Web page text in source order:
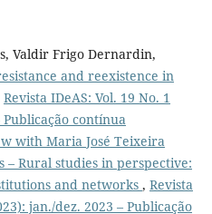
Valdir Frigo Dernardin,
and reexistence in
Revista IDeAS: Vol. 19 No. 1
Publicação contínua
with Maria José Teixeira
– Rural studies in perspective:
and networks , Revista
jan./dez. 2023 – Publicação